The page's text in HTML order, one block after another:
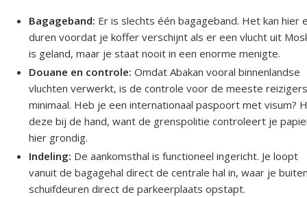
Bagageband: Er is slechts één bagageband. Het kan hier
duren voordat je koffer verschijnt als er een vlucht uit
is geland, maar je staat nooit in een enorme menigte.
Douane en controle: Omdat Abakan vooral binnenlandse
vluchten verwerkt, is de controle voor de meeste
minimaal. Heb je een internationaal paspoort met visum?
deze bij de hand, want de grenspolitie controleert je
hier grondig.
Indeling: De aankomsthal is functioneel ingericht. Je loopt
vanuit de bagagehal direct de centrale hal in, waar je
schuifdeuren direct de parkeerplaats opstapt.